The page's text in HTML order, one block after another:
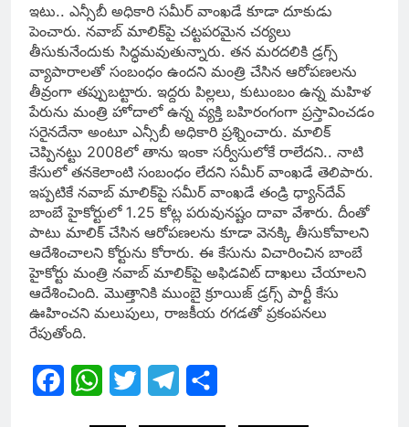
ఇటు.. ఎన్సీబీ అధికారి సమీర్ వాంఖడే కూడా దూకుడు
పెంచారు. నవాబ్ మాలిక్‌పై చట్టపరమైన చర్యలు
తీసుకునేందుకు సిద్ధమవుతున్నారు. తన మరదలికి డ్రగ్స్
వ్యాపారాలతో సంబంధం ఉందని మంత్రి చేసిన ఆరోపణలను
తీవ్రంగా తప్పుబట్టారు. ఇద్దరు పిల్లలు, కుటుంబం ఉన్న మహిళ
పేరును మంత్రి హోదాలో ఉన్న వ్యక్తి బహిరంగంగా ప్రస్తావించడం
సరైనదేనా అంటూ ఎన్సీబీ అధికారి ప్రశ్నించారు. మాలిక్
చెప్పినట్టు 2008లో తాను ఇంకా సర్వీసులోకే రాలేదని.. నాటి
కేసులో తనకెలాంటి సంబంధం లేదని సమీర్ వాంఖడే తెలిపారు.
ఇప్పటికే నవాబ్ మాలిక్‌పై సమీర్ వాంఖడే తండ్రి ధ్యాన్‌దేవ్
బాంబే హైకోర్టులో 1.25 కోట్ల పరువునష్టం దావా వేశారు. దీంతో
పాటు మాలిక్ చేసిన ఆరోపణలను కూడా వెనక్కి తీసుకోవాలని
ఆదేశించాలని కోర్టును కోరారు. ఈ కేసును విచారించిన బాంబే
హైకోర్టు మంత్రి నవాబ్ మాలిక్‌పై అఫిడవిట్ దాఖలు చేయాలని
ఆదేశించింది. మొత్తానికి ముంబై క్రూయిజ్ డ్రగ్స్ పార్టీ కేసు
ఊహించని మలుపులు, రాజకీయ రగడతో ప్రకంపనలు
రేపుతోంది.
FacebookWhatsApp
Twitter Telegram